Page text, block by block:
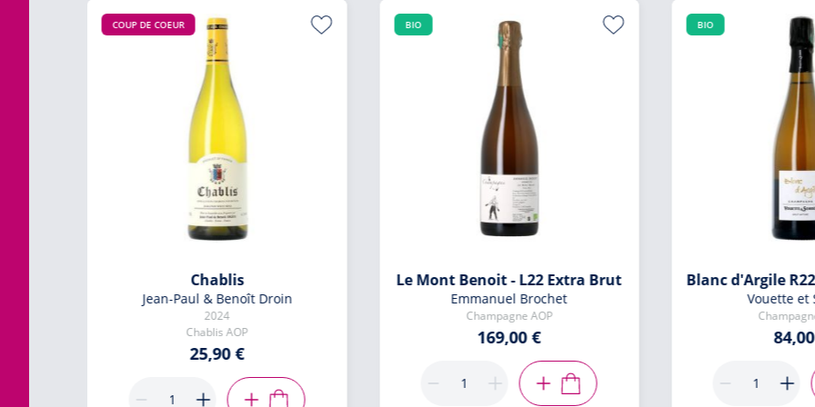
COUP DE COEUR
Chablis
Jean-Paul & Benoît Droin
2024
Chablis AOP
25,90 €
BIO
Le Mont Benoit - L22 Extra Brut
Emmanuel Brochet
Champagne AOP
169,00 €
AJOUTER AU PANIER
BIO
Blanc d'Argile
Vouette et